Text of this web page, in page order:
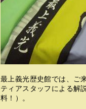
最上義光歴史館では、ご
ティアスタッフによる解
料！）。